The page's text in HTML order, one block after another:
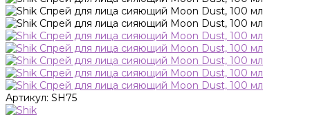
Артикул: SH75